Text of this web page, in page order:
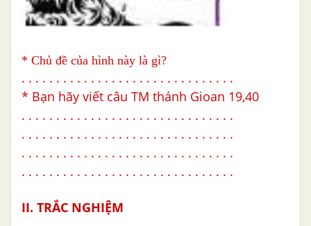
* Chủ đề của hình này là gì?
. . . . . . . . . . . . . . . . . . . . . . . . . . . . . . .
* Bạn hãy viết câu TM thánh Gioan 19,40
. . . . . . . . . . . . . . . . . . . . . . . . . . . . . . .
. . . . . . . . . . . . . . . . . . . . . . . . . . . . . . .
. . . . . . . . . . . . . . . . . . . . . . . . . . . . . . .
. . . . . . . . . . . . . . . . . . . . . . . . . . . . . . .
II. TRẮC NGHIỆM